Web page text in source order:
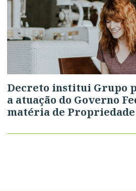
Decreto institui Grupo
a atuação do Governo
matéria de